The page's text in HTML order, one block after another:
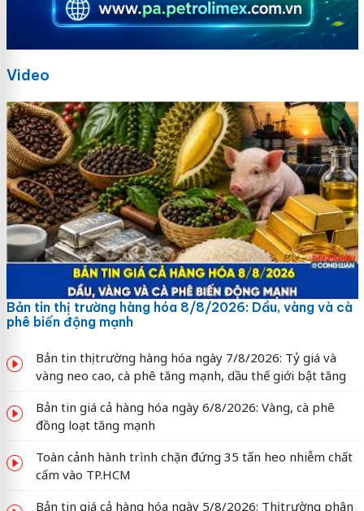
Video
Bản tin thị trường hàng hóa 8/8/2026: Dầu, vàng và cà
phê biến động mạnh
Bản tin thị trường hàng hóa ngày 7/8/2026: Tỷ giá và
vàng neo cao, cà phê tăng mạnh, dầu thế giới bật tăng
Bản tin giá cả hàng hóa ngày 6/8/2026: Vàng, cà phê
đồng loạt tăng mạnh
Toàn cảnh hành trình chặn đứng 35 tấn heo nhiễm chất
cấm vào TP.HCM
Bản tin giá cả hàng hóa ngày 5/8/2026: Thị trường phân